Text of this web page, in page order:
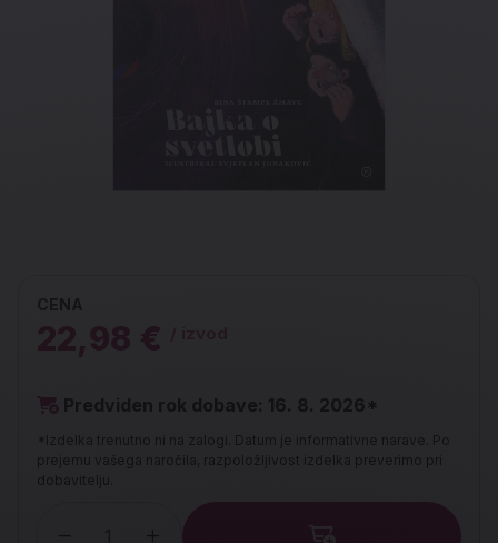
CENA
22,98 €
Predviden rok dobave: 16. 8. 2026*
*Izdelka trenutno ni na zalogi. Datum je informativne narave. Po
prejemu vašega naročila, razpoložljivost izdelka preverimo pri
dobavitelju.